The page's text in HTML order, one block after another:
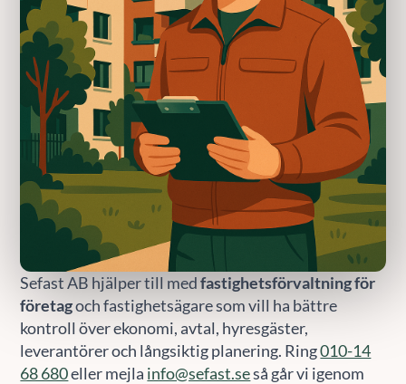
Sefast AB hjälper till medfastighetsförvaltning för
företagoch fastighetsägare som vill ha bättre
kontroll över ekonomi, avtal, hyresgäster,
leverantörer och långsiktig planering. Ring010-14
68 680eller mejla info@sefast.seså går vi igenom